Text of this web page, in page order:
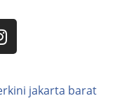
jakarta barat